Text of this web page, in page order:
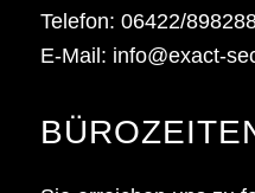
Telefon: 06422/
E-Mail: info@exact-